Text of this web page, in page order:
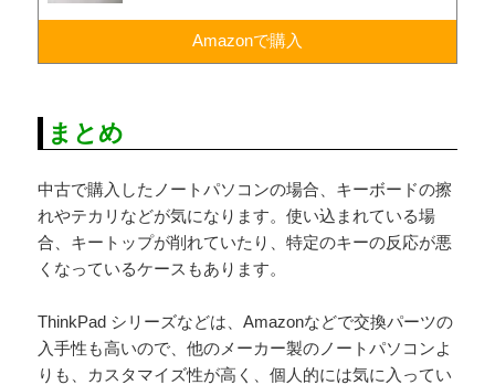
Amazonで購入
まとめ
中古で購入したノートパソコンの場合、キーボードの擦
れやテカリなどが気になります。使い込まれている場
合、キートップが削れていたり、特定のキーの反応が悪
くなっているケースもあります。
ThinkPad シリーズなどは、Amazonなどで交換パーツの
入手性も高いので、他のメーカー製のノートパソコンよ
りも、カスタマイズ性が高く、個人的には気に入ってい